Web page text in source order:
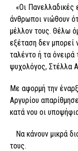
«Οι Πανελλαδικές
άνθρωποι νιώθουν
μέλλον τους. Θέλω
εξέταση δεν μπορεί
ταλέντο ή τα
ψυχολόγος, Στέλλα
Με αφορμή την
Αργυρίου
κατά νου οι
Να κάνουν μικρά
τους.